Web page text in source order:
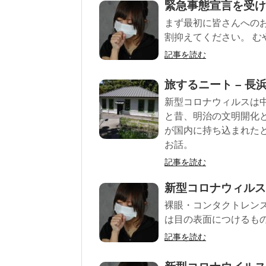
緊急事態宣言を受
まず最初に皆さんへの
割抑えてください。 む
記事を読む
旅するニート – 長
新型コロナウィルスは
と昔、明治の文明開化
が国内に持ち込まれた
お話。
記事を読む
新型コロナウィル
裸眼・コンタクトレン
は目の表面につけるも
記事を読む